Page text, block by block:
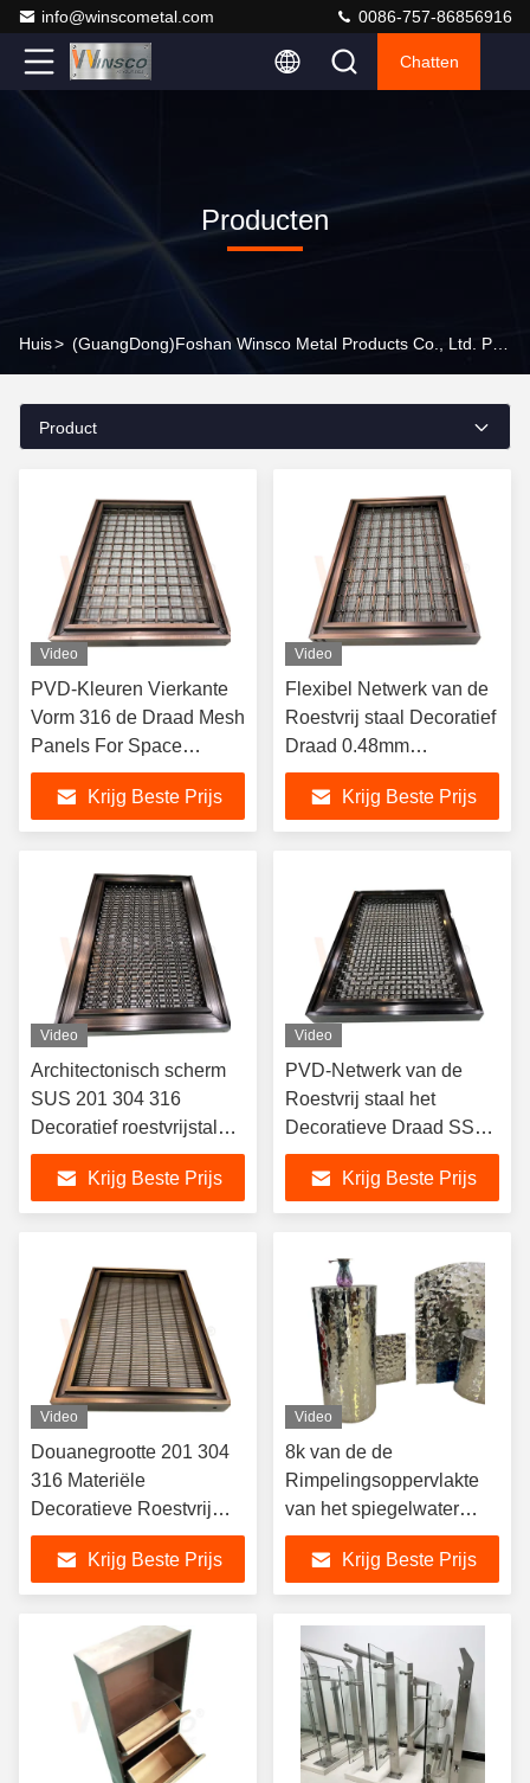
info@winscometal.com 0086-757-86856916
Chatten
Producten
Huis>
Product
Video
PVD-Kleuren Vierkante
Vorm 316 de Draad Mesh
Panels For Space
Divider van het
Netroestvrije staal
Krijg Beste Prijs
Video
Flexibel Netwerk van de
Roestvrij staal Decoratief
Draad 0.48mm
Architecturaal voor
Winkelcomplexvoorgevel
Krijg Beste Prijs
Video
Architectonisch scherm
SUS 201 304 316
Decoratief roestvrijstalen
gaas
Krijg Beste Prijs
Video
PVD-Netwerk van de
Roestvrij staal het
Decoratieve Draad SS
201 304 316 voor
Trededecoratie
Krijg Beste Prijs
Video
Douanegrootte 201 304
316 Materiële
Decoratieve Roestvrij
staaldraad Mesh Screen
With Pvd Color
Krijg Beste Prijs
Video
8k van de de
Rimpelingsoppervlakte
van het spiegelwater
Ambacht van het de
Vervaardigings de
Decoratieve Metaal
Krijg Beste Prijs